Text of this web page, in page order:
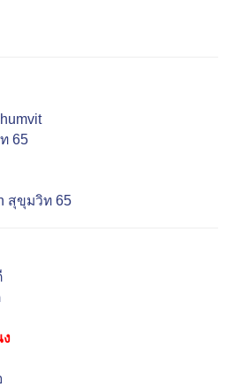
65
สุขุมวิท 65
ง